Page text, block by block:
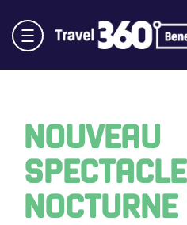
NOUVEAU
SPECTACLE
NOCTURNE